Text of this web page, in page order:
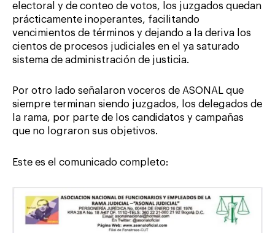
electoral y de conteo de votos, los juzgados quedan
prácticamente inoperantes, facilitando
vencimientos de términos y dejando a la deriva los
cientos de procesos judiciales en el ya saturado
sistema de administración de justicia.
Por otro lado señalaron voceros de ASONAL que
siempre terminan siendo juzgados, los delegados de
la rama, por parte de los candidatos y campañas
que no lograron sus objetivos.
Este es el comunicado completo: